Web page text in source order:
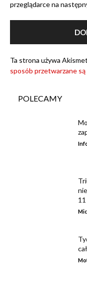
przeglądarce na
Ta strona używa
sposób przetwarzane
POLECAMY